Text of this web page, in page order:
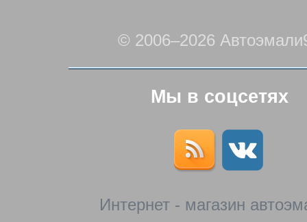
© 2006–2026
Мы в соцсетях
Интернет - магазин